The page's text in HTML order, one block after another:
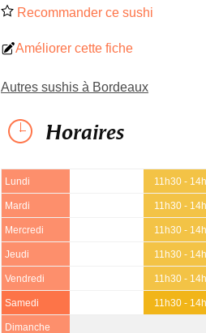
Recommander ce sushi
Améliorer cette fiche
Autres sushis à Bordeaux
Horaires
Lundi 11h30 -
Mardi 11h30 -
Mercredi 11h30 -
Jeudi 11h30 -
Vendredi 11h30 -
Samedi 11h30 -
Dimanche